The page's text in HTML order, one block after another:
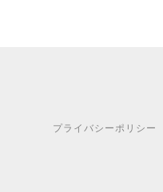
プライバシーポリシー